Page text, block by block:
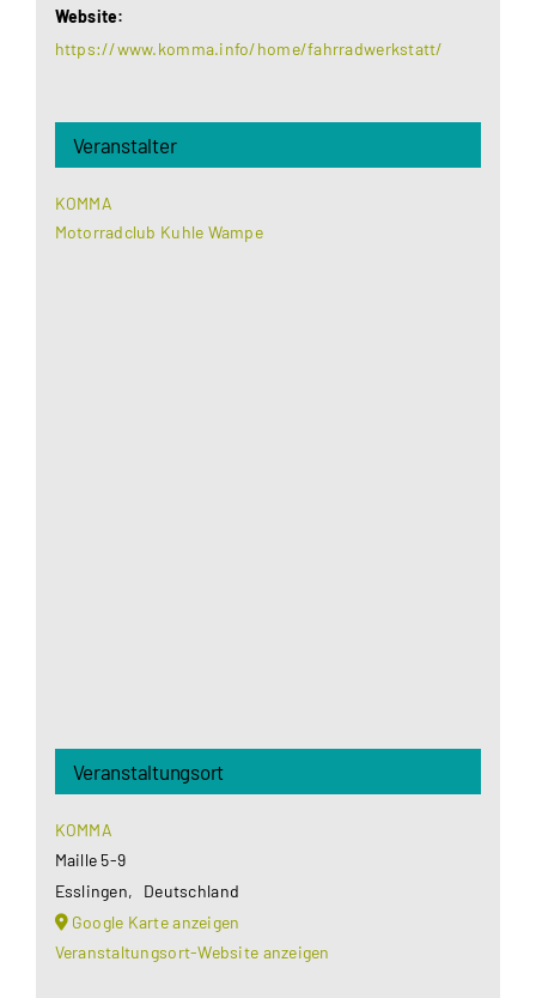
Website:
https://www.komma.info/home/fahrradwerkstatt/
Veranstalter
KOMMA
Motorradclub Kuhle Wampe
Veranstaltungsort
KOMMA
Maille 5-9
Esslingen,
Deutschland
Google Karte anzeigen
Veranstaltungsort-Website anzeigen